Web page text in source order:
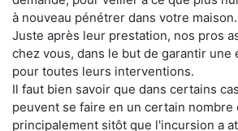
à nouveau pénétrer dans votre maison.
Juste après leur prestation, nos pros
chez vous, dans le but de garantir une
pour toutes leurs interventions.
Il faut bien savoir que dans certains
peuvent se faire en un certain nombre
principalement sitôt que l'incursion a